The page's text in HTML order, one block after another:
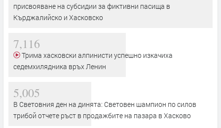
присвояване на субсидии за фиктивни пасища в
Кърджалийско и Хасковско
7,116
седемхилядника връх Ленин
5,005
В Световния ден на динята: Световен шампион по силов
трибой отчете ръст в продажбите на пазара в Хасково